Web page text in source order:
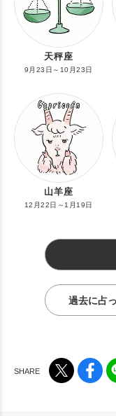
天秤座
9月23日～10月23日
山羊座
12月22日～1月19日
過去に占